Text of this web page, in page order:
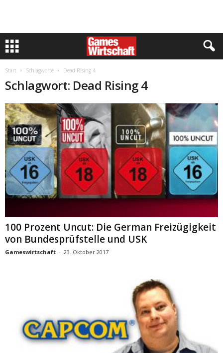
Start Schlagworte Dead Rising 4
Schlagwort: Dead Rising 4
100 Prozent Uncut: Die German Freizügigkeit
von Bundesprüfstelle und USK
Gameswirtschaft - 23. Oktober 2017